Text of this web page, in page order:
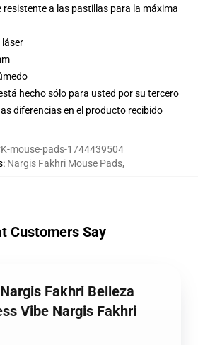
a las pastillas para la máxima
hecho sólo para usted por su tercero
diferencias en el producto recibido
mouse-pads-1744439504
: Nargis Fakhri Mouse Pads,
Customers Say
Fakhri Belleza
Vibe Nargis Fakhri